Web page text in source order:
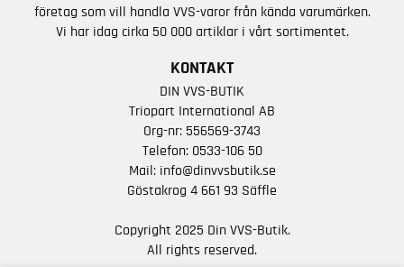
företag som vill handla VVS-varor från kända varumärken.
Vi har idag cirka 50 000 artiklar i vårt sortimentet.
KONTAKT
DIN VVS-BUTIK
Triopart International AB
Org-nr: 556569-3743
Telefon: 0533-106 50
Mail: info@dinvvsbutik.se
Göstakrog 4 661 93 Säffle
Copyright 2025 Din VVS-Butik.
All rights reserved.